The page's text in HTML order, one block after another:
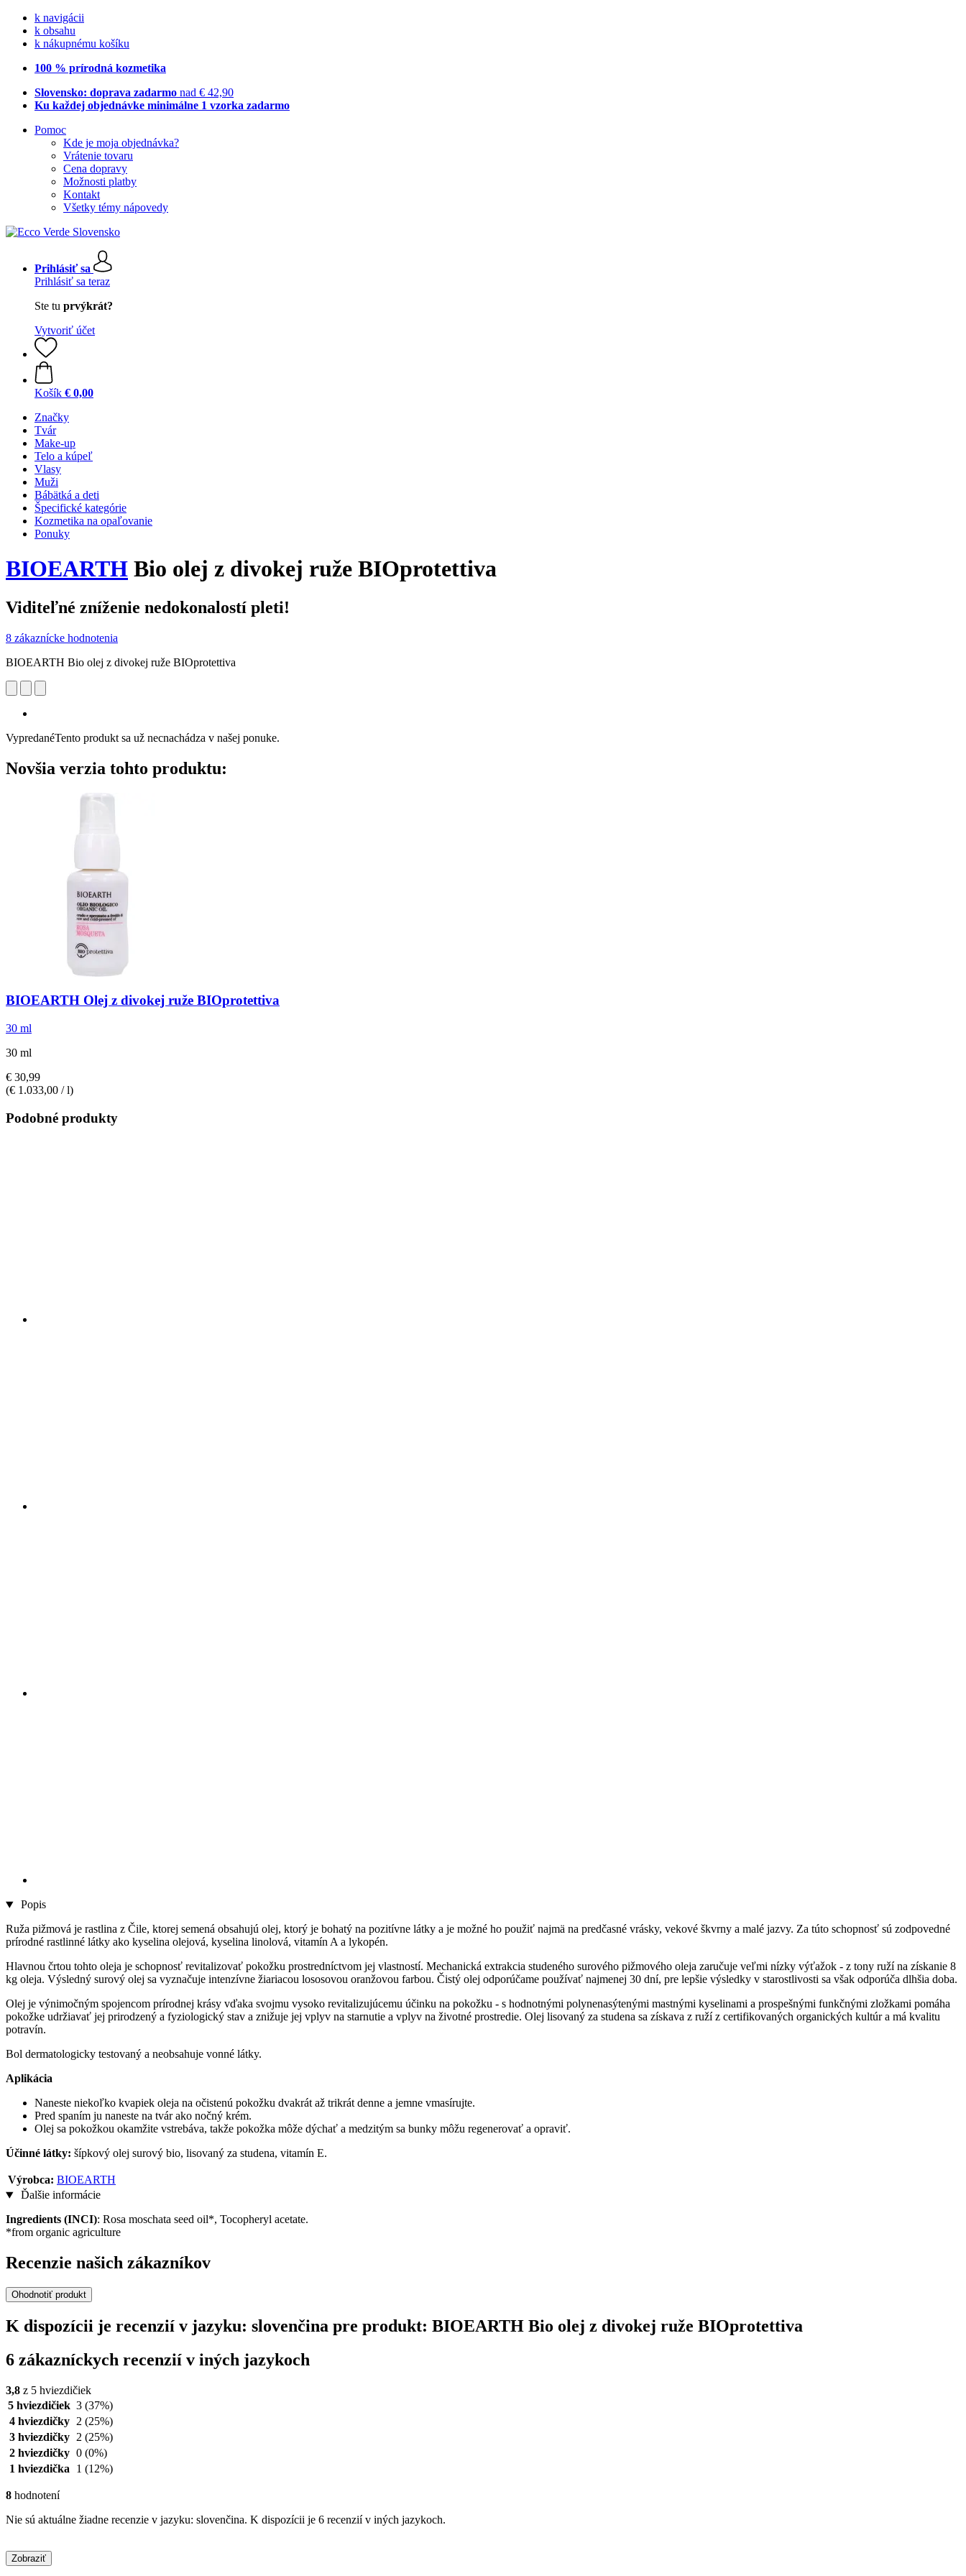
k navigácii
k obsahu
k nákupnému košíku
100 % prírodná kozmetika
Slovensko: doprava zadarmo nad € 42,90
Ku každej objednávke minimálne 1 vzorka zadarmo
Pomoc
Kde je moja objednávka?
Vrátenie tovaru
Cena dopravy
Možnosti platby
Kontakt
Všetky témy nápovedy
Prihlásiť sa
Prihlásiť sa teraz
Ste tu prvýkrát?
Vytvoriť účet
Košík € 0,00
Značky
Tvár
Make-up
Telo a kúpeľ
Vlasy
Muži
Bábätká a deti
Špecifické kategórie
Kozmetika na opaľovanie
Ponuky
BIOEARTH Bio olej z divokej ruže BIOprotettiva
Viditeľné zníženie nedokonalostí pleti!
8 zákaznícke hodnotenia
BIOEARTH Bio olej z divokej ruže BIOprotettiva
VypredanéTento produkt sa už necnachádza v našej ponuke.
Novšia verzia tohto produktu:
BIOEARTH Olej z divokej ruže BIOprotettiva
30 ml
30 ml
€ 30,99
(€ 1.033,00 / l)
Podobné produkty
Popis
Ruža pižmová je rastlina z Čile, ktorej semená obsahujú olej, ktorý je bohatý na pozitívne látky a je možné ho použiť najmä na predčasné vrásky, vekové škvrny a malé jazvy. Za túto schopnosť sú zodpovedné
prírodné rastlinné látky ako kyselina olejová, kyselina linolová, vitamín A a lykopén.
Hlavnou črtou tohto oleja je schopnosť revitalizovať pokožku prostredníctvom jej vlastností. Mechanická extrakcia studeného surového pižmového oleja zaručuje veľmi nízky výťažok - z tony ruží na získanie 8
kg oleja. Výsledný surový olej sa vyznačuje intenzívne žiariacou lososovou oranžovou farbou. Čistý olej odporúčame používať najmenej 30 dní, pre lepšie výsledky v starostlivosti sa však odporúča dlhšia doba.
Olej je výnimočným spojencom prírodnej krásy vďaka svojmu vysoko revitalizujúcemu účinku na pokožku - s hodnotnými polynenasýtenými mastnými kyselinami a prospešnými funkčnými zložkami pomáha
pokožke udržiavať jej prirodzený a fyziologický stav a znižuje jej vplyv na starnutie a vplyv na životné prostredie. Olej lisovaný za studena sa získava z ruží z certifikovaných organických kultúr a má kvalitu
potravín.
Bol dermatologicky testovaný a neobsahuje vonné látky.
Aplikácia
Naneste niekoľko kvapiek oleja na očistenú pokožku dvakrát až trikrát denne a jemne vmasírujte.
Pred spaním ju naneste na tvár ako nočný krém.
Olej sa pokožkou okamžite vstrebáva, takže pokožka môže dýchať a medzitým sa bunky môžu regenerovať a opraviť.
Účinné látky: šípkový olej surový bio, lisovaný za studena, vitamín E.
Výrobca: BIOEARTH
Ďalšie informácie
Ingredients (INCI): Rosa moschata seed oil*, Tocopheryl acetate.
*from organic agriculture
Recenzie našich zákazníkov
Ohodnotiť produkt
K dispozícii je recenzií v jazyku: slovenčina pre produkt: BIOEARTH Bio olej z divokej ruže BIOprotettiva
6 zákazníckych recenzií v iných jazykoch
3,8 z 5 hviezdičiek
5 hviezdičiek 3 (37%)
4 hviezdičky
2 (25%)
3 hviezdičky
2 (25%)
2 hviezdičky 0 (0%)
1 hviezdička
1 (12%)
8 hodnotení
Nie sú aktuálne žiadne recenzie v jazyku: slovenčina. K dispozícii je 6 recenzií v iných jazykoch.
Zobraziť